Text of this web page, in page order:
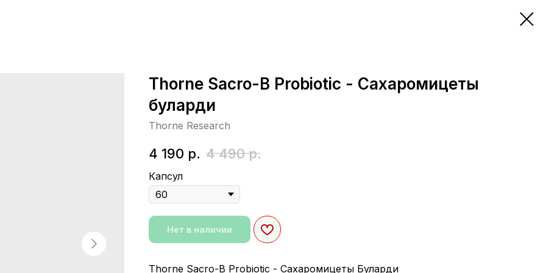
Thorne Sacro-B Probiotic - Сахаромицеты
буларди
Thorne Research
4 190 р. 4 490 р.
Капсул
Нет в наличии
Thorne Sacro-B Probiotic - Сахаромицеты Буларди